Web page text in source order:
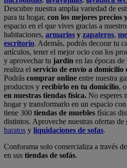
Descubre nuestra amplia variedad de
para tu hogar, con los mejores precios
espacio en el que vives gracias a
habitaciones, armarios y zapateros,
escritorio. Además, podrás decorar tu
artículos, tener el mejor ocio con los
y aprovechar tu jardín en las épocas
realiza el servicio de envío a domicilio
Podrás comprar online entre nuestra
productos y recibirlo en tu domicilio,
en nuestras tiendas física. No esperes
hogar y transformarlo en un espacio
tiene 300 tiendas de muebles físicas
distintos. Aproveche nuestras ofertas de
baratos y liquidaciones de sofas.
Conforama solo comercializa a través
en sus tiendas de sofás.